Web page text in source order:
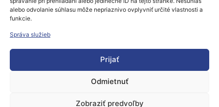
alebo odvolanie súhlasu môže nepriaznivo ovplyvniť určité vlastnosti a
funkcie.
Správa služieb
Prijať
Odmietnuť
Zobraziť predvoľby
laboratórny personál i zaškolených
študentov so skúsenosťami s PCR.“
Vďaka nízkej cene a rýchlosti je možné
testovanie pravidelne opakovať. Ako uviedla
Eva Kriegová, vedúca univerzitného